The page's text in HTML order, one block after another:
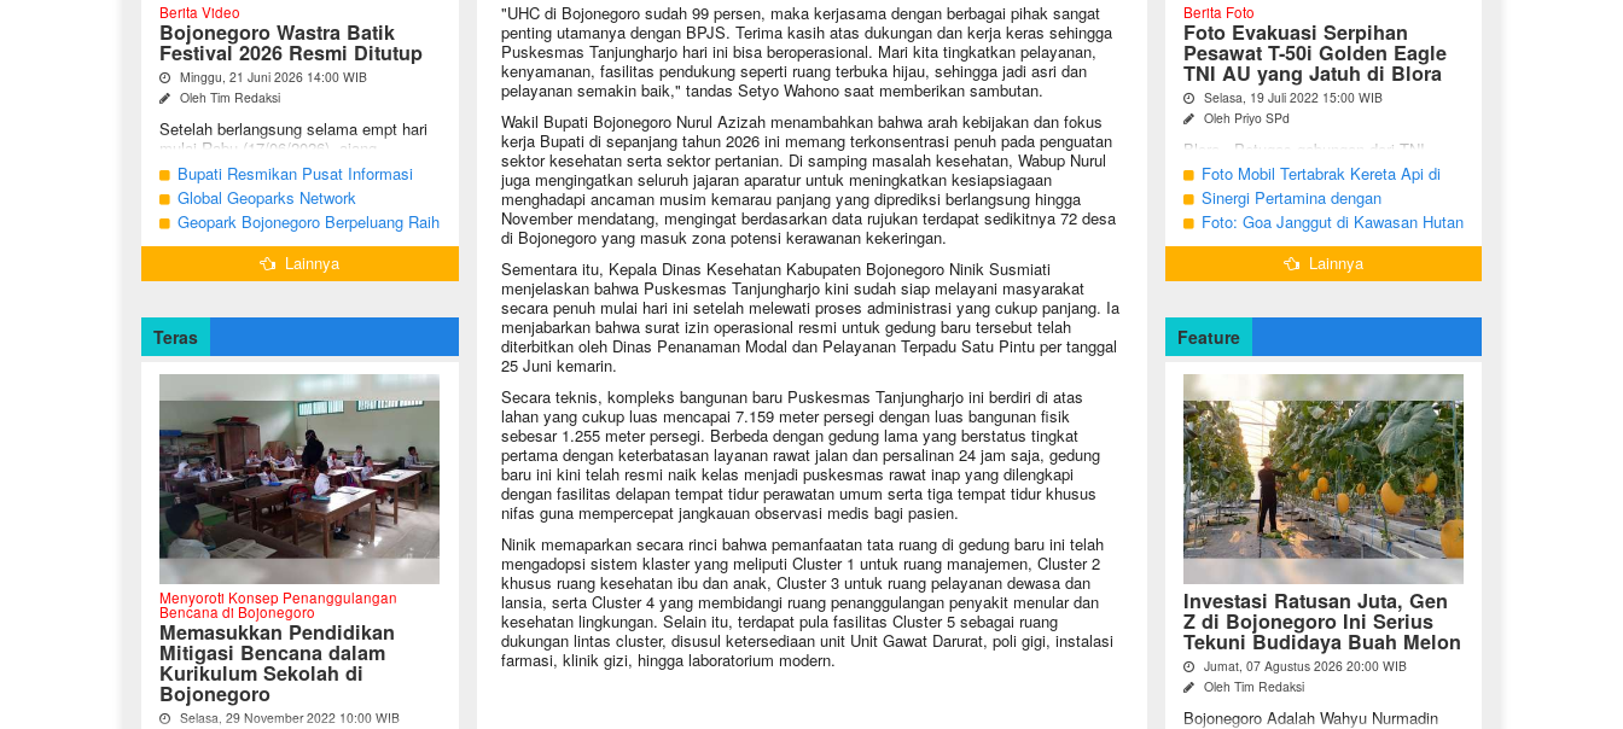
"UHC di Bojonegoro sudah 99 persen, maka kerjasama dengan berbagai pihak sangat
penting utamanya dengan BPJS. Terima kasih atas dukungan dan kerja keras sehingga
Puskesmas Tanjungharjo hari ini bisa beroperasional. Mari kita tingkatkan pelayanan,
kenyamanan, fasilitas pendukung seperti ruang terbuka hijau, sehingga jadi asri dan
pelayanan semakin baik," tandas Setyo Wahono saat memberikan sambutan.
Wakil Bupati Bojonegoro Nurul Azizah menambahkan bahwa arah kebijakan dan fokus
kerja Bupati di sepanjang tahun 2026 ini memang terkonsentrasi penuh pada penguatan
sektor kesehatan serta sektor pertanian. Di samping masalah kesehatan, Wabup Nurul
juga mengingatkan seluruh jajaran aparatur untuk meningkatkan kesiapsiagaan
menghadapi ancaman musim kemarau panjang yang diprediksi berlangsung hingga
November mendatang, mengingat berdasarkan data rujukan terdapat sedikitnya 72 desa
di Bojonegoro yang masuk zona potensi kerawanan kekeringan.
Sementara itu, Kepala Dinas Kesehatan Kabupaten Bojonegoro Ninik Susmiati
menjelaskan bahwa Puskesmas Tanjungharjo kini sudah siap melayani masyarakat
secara penuh mulai hari ini setelah melewati proses administrasi yang cukup panjang. Ia
menjabarkan bahwa surat izin operasional resmi untuk gedung baru tersebut telah
diterbitkan oleh Dinas Penanaman Modal dan Pelayanan Terpadu Satu Pintu per tanggal
25 Juni kemarin.
Secara teknis, kompleks bangunan baru Puskesmas Tanjungharjo ini berdiri di atas
lahan yang cukup luas mencapai 7.159 meter persegi dengan luas bangunan fisik
sebesar 1.255 meter persegi. Berbeda dengan gedung lama yang berstatus tingkat
pertama dengan keterbatasan layanan rawat jalan dan persalinan 24 jam saja, gedung
baru ini kini telah resmi naik kelas menjadi puskesmas rawat inap yang dilengkapi
dengan fasilitas delapan tempat tidur perawatan umum serta tiga tempat tidur khusus
nifas guna mempercepat jangkauan observasi medis bagi pasien.
Ninik memaparkan secara rinci bahwa pemanfaatan tata ruang di gedung baru ini telah
mengadopsi sistem klaster yang meliputi Cluster 1 untuk ruang manajemen, Cluster 2
khusus ruang kesehatan ibu dan anak, Cluster 3 untuk ruang pelayanan dewasa dan
lansia, serta Cluster 4 yang membidangi ruang penanggulangan penyakit menular dan
kesehatan lingkungan. Selain itu, terdapat pula fasilitas Cluster 5 sebagai ruang
dukungan lintas cluster, disusul ketersediaan unit Unit Gawat Darurat, poli gigi, instalasi
farmasi, klinik gizi, hingga laboratorium modern.
Berita Video
Bojonegoro Wastra Batik
Festival 2026 Resmi Ditutup
Minggu, 21 Juni 2026 14:00 WIB
Oleh Tim Redaksi
Setelah berlangsung selama empt hari
mulai Rabu (17/06/2026), ajang
Bojonegoro Wastra Batik Festival
(BWBF) 2026 resmi ditutup oleh Ketua
Dekranasda ...
Bupati Resmikan Pusat Informasi
Geologi Geopark Bojonegoro
Global Geoparks Network
Association Kunjungi Sejumlah
Geosite di Bojonegoro
Geopark Bojonegoro Berpeluang Raih
UNESCO Global Geopark
Lainnya
Teras
Menyoroti Konsep Penanggulangan
Bencana di Bojonegoro
Memasukkan Pendidikan
Mitigasi Bencana dalam
Kurikulum Sekolah di
Bojonegoro
Selasa, 29 November 2022 10:00 WIB
Berita Foto
Foto Evakuasi Serpihan
Pesawat T-50i Golden Eagle
TNI AU yang Jatuh di Blora
Selasa, 19 Juli 2022 15:00 WIB
Oleh Priyo SPd
Blora - Petugas gabungan dari TNI,
Polri, BPBD dan warga sekitar terus
melakukan pencarian terhadap serpihan
pesawat tempur T-50i Golden ...
Foto Mobil Tertabrak Kereta Api di
Kalitidu, Bojonegoro
Sinergi Pertamina dengan
Masyarakat Desa
Foto: Goa Janggut di Kawasan Hutan
Ngorogunung, Bubulan, Bojonegoro
Lainnya
Feature
Investasi Ratusan Juta, Gen
Z di Bojonegoro Ini Serius
Tekuni Budidaya Buah Melon
Jumat, 07 Agustus 2026 20:00 WIB
Oleh Tim Redaksi
Bojonegoro Adalah Wahyu Nurmadin